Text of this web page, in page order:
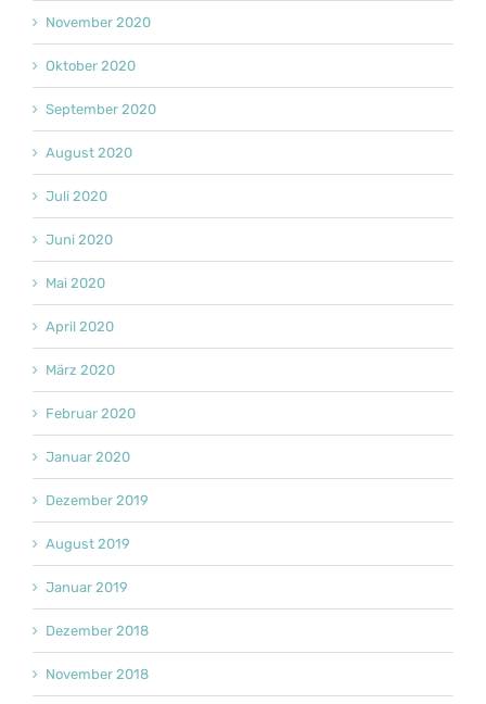
November 2020
Oktober 2020
September 2020
August 2020
Juli 2020
Juni 2020
Mai 2020
April 2020
März 2020
Februar 2020
Januar 2020
Dezember 2019
August 2019
Januar 2019
Dezember 2018
November 2018